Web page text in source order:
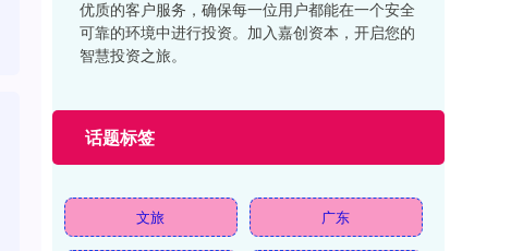
优质的客户服务，确保每一位用户都能在一个安全
可靠的环境中进行投资。加入嘉创资本，开启您的
智慧投资之旅。
话题标签
文旅 广东